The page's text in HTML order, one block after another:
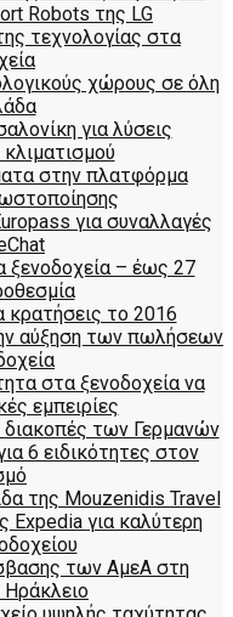
Robots της LG
τεχνολογίας στα
χώρους σε όλη
για λύσεις
στην πλατφόρμα
για συναλλαγές
ξενοδοχεία – έως 27
κρατήσεις το 2016
αύξηση των πωλήσεων
στα ξενοδοχεία να
εμπειρίες
διακοπές των Γερμανών
6 ειδικότητες στον
της Mouzenidis Travel
Expedia για καλύτερη
των ΑμεΑ στη